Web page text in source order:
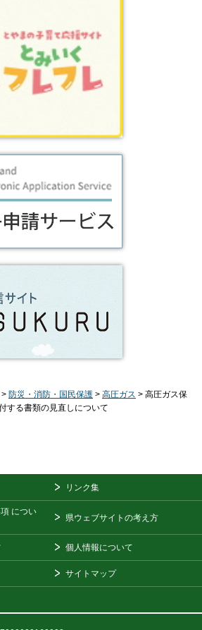
> 防災・消防・国民保護 > 高圧ガス > 高圧ガス保
する書類の見直しについて
リンク集
につい
県ウェブサイトの考え方
個人情報について
サイトマップ